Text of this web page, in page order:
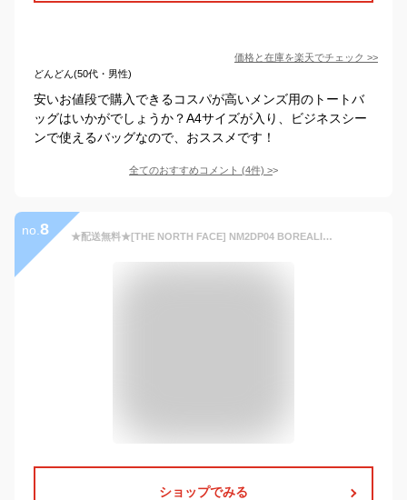
価格と在庫を楽天でチェック >>
どんどん(50代・男性)
安いお値段で購入できるコスパが高いメンズ用のトートバ
ッグはいかがでしょうか？A4サイズが入り、ビジネスシー
ンで使えるバッグなので、おススメです！
全てのおすすめコメント (4件) >
no. 8 ★配送無料★[THE NORTH FACE] NM2DP04 BOREALIS SE / NM2DS04A BOREALIS II 学生 通学 バックパック レディース メンズ 韓国ファッション 25L 30L NM2DM06A
ショップでみる